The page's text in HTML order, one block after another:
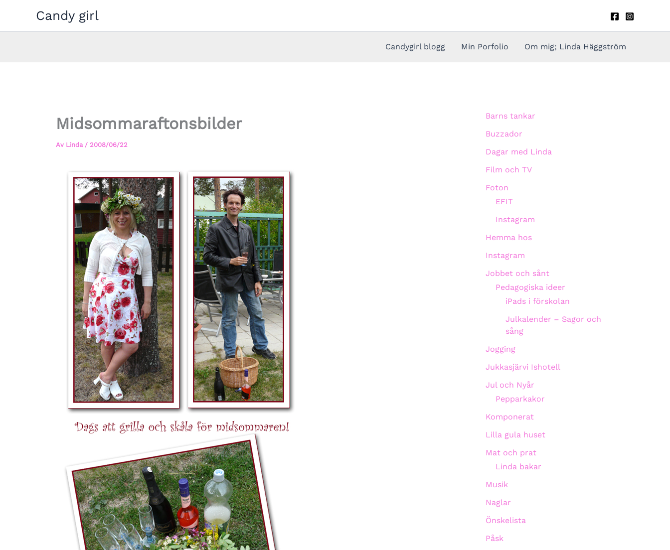
innehåll
Candy girl
Candygirl blogg Min Porfolio Om mig; Linda Häggström
Midsommaraftonsbilder
Av Linda / 2008/06/22
Barns tankar
Buzzador
Dagar med Linda
Film och TV
Foton
EFIT
Instagram
Hemma hos
Instagram
Jobbet och sånt
Pedagogiska ideer
iPads i förskolan
Julkalender – Sagor och
sång
Jogging
Jukkasjärvi Ishotell
Jul och Nyår
Pepparkakor
Komponerat
Lilla gula huset
Mat och prat
Linda bakar
Musik
Naglar
Önskelista
Påsk